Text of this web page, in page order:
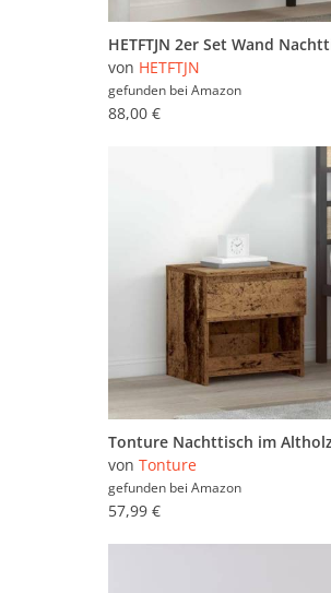
von HETFTJN
gefunden bei Amazon
88,00 €
von Tonture
gefunden bei Amazon
57,99 €